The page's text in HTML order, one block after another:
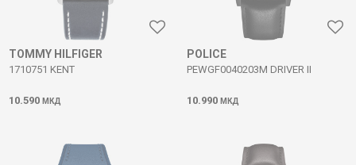
TOMMY HILFIGER
1710751 KENT
10.590 МКД
POLICE
PEWGF0040203M DRIVER II
10.990 МКД